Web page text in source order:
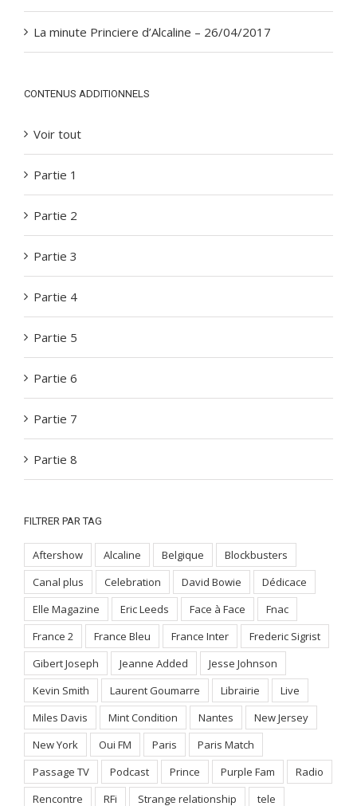
La minute Princiere d’Alcaline – 26/04/2017
CONTENUS ADDITIONNELS
Voir tout
Partie 1
Partie 2
Partie 3
Partie 4
Partie 5
Partie 6
Partie 7
Partie 8
FILTRER PAR TAG
Aftershow Alcaline Belgique
Blockbusters
Canal plus
Celebration David Bowie
Dédicace
Elle Magazine
Eric Leeds Face à Face
Fnac
France 2
France Bleu France Inter
Frederic Sigrist
Gibert Joseph
Jeanne Added
Jesse Johnson
Kevin Smith
Laurent Goumarre Librairie
Live
Miles Davis
Mint Condition Nantes
New Jersey
New York
Oui FM Paris
Paris Match
Passage TV
Podcast Prince Purple Fam
Radio
Rencontre
RFi Strange relationship tele